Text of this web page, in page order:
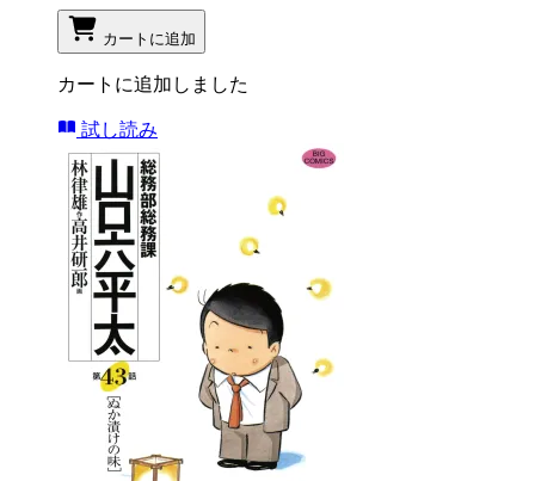
カートに追加
カートに追加しました
試し読み